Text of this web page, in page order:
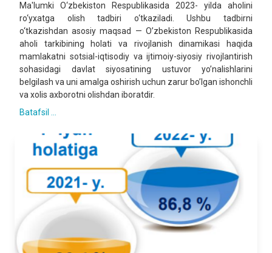
Ma'lumki O‘zbekiston Respublikasida 2023- yilda aholini
ro‘yxatga olish tadbiri o‘tkaziladi. Ushbu tadbirni
o‘tkazishdan asosiy maqsad — Oʼzbekiston Respublikasida
aholi tarkibining holati va rivojlanish dinamikasi haqida
mamlakatni sotsial-iqtisodiy va ijtimoiy-siyosiy rivojlantirish
sohasidagi davlat siyosatining ustuvor yoʼnalishlarini
belgilash va uni amalga oshirish uchun zarur boʼlgan ishonchli
va xolis axborotni olishdan iboratdir.
Batafsil ...